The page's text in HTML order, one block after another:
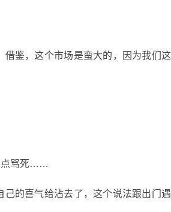
鉴，这个市场是蛮大的，因为我们这
点骂死……
的喜气给沾去了，这个说法跟出门遇